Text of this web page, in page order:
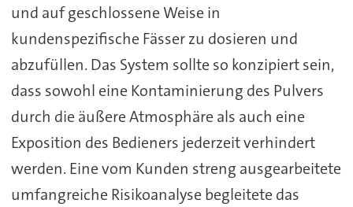
und auf geschlossene Weise in
kundenspezifische Fässer zu dosieren und
abzufüllen. Das System sollte so konzipiert sein,
dass sowohl eine Kontaminierung des Pulvers
durch die äußere Atmosphäre als auch eine
Exposition des Bedieners jederzeit verhindert
werden. Eine vom Kunden streng ausgearbeitete
umfangreiche Risikoanalyse begleitete das